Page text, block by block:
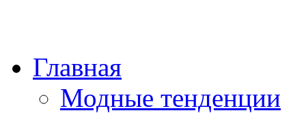
Главная
Модные тенденции